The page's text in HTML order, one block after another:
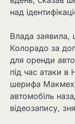
над
Влада заявила,
Колорадо за
для оренди
під час атаки
шерифа
автомобіль
відеозапису,